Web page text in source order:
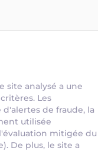
site analysé a une
Les
de fraude, la
utilisée
mitigée du
De plus, le site a